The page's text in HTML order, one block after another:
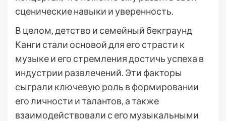
сценические навыки и уверенность.
В целом, детство и семейный бекграунд
Канги стали основой для его страсти к
музыке и его стремления достичь успеха в
индустрии развлечений. Эти факторы
сыграли ключевую роль в формировании
его личности и талантов, а также
взаимодействовали с его музыкальными